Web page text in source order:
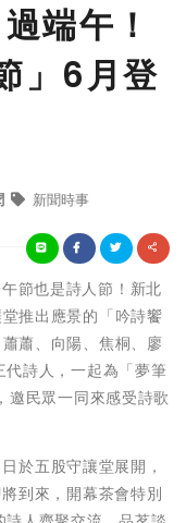
端午！
」6月登
新聞時事
節也是詩人節！新北
推出應景的「吟詩饗
蕭、向陽、焦桐、廖
詩人，一起為「夢筆
民眾一同來感受詩歌
於五股守讓堂展開，
到來，開幕茶會特別